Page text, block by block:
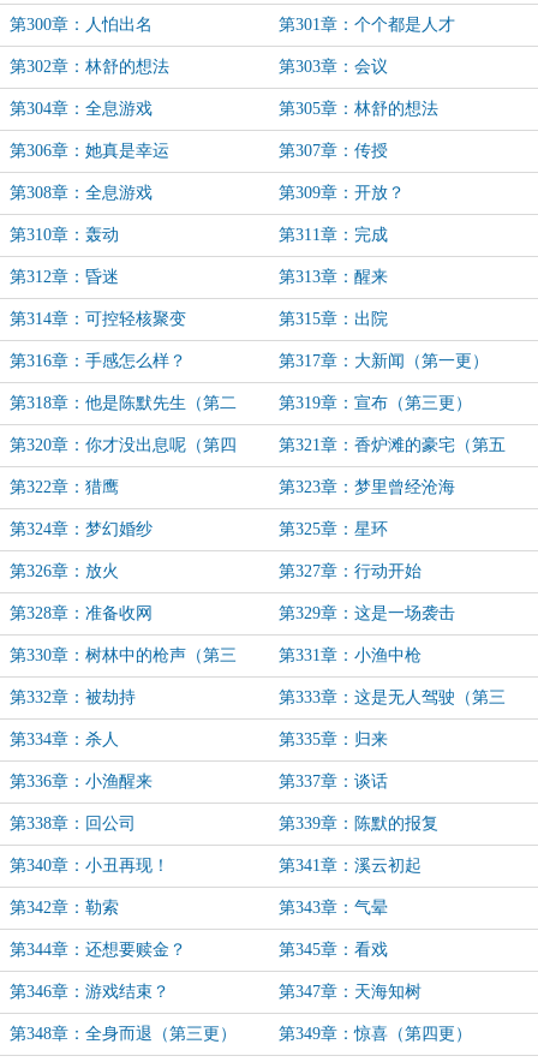
第300章：人怕出名 第301章：个个都是人才
第302章：林舒的想法 第303章：会议
第304章：全息游戏 第305章：林舒的想法
第306章：她真是幸运 第307章：传授
第308章：全息游戏 第309章：开放？
第310章：轰动 第311章：完成
第312章：昏迷 第313章：醒来
第314章：可控轻核聚变 第315章：出院
第316章：手感怎么样？ 第317章：大新闻（第一更）
第318章：他是陈默先生（第二
更）
第319章：宣布（第三更）
第320章：你才没出息呢（第四
更）
第321章：香炉滩的豪宅（第五
更）
第322章：猎鹰 第323章：梦里曾经沧海
第324章：梦幻婚纱 第325章：星环
第326章：放火 第327章：行动开始
第328章：准备收网 第329章：这是一场袭击
第330章：树林中的枪声（第三
更）
第331章：小渔中枪
第332章：被劫持 第333章：这是无人驾驶（第三
更）
第334章：杀人 第335章：归来
第336章：小渔醒来 第337章：谈话
第338章：回公司 第339章：陈默的报复
第340章：小丑再现！ 第341章：溪云初起
第342章：勒索 第343章：气晕
第344章：还想要赎金？ 第345章：看戏
第346章：游戏结束？ 第347章：天海知树
第348章：全身而退（第三更） 第349章：惊喜（第四更）